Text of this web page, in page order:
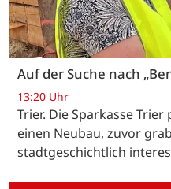
Auf der Suche nach
13:20 Uhr
Trier. Die Sparkasse
einen Neubau, zuvor
stadtgeschichtlich